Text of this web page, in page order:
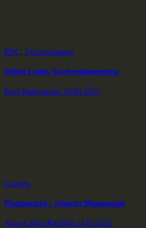
EDC, Taschenlampen
Triton Cottos Taschenlampenring
Peter Rademacher 18.09.2025
Gadgets
Plantagotchi – Smarter Blumentopf
Anna-Carina Raschke 24.02.2025